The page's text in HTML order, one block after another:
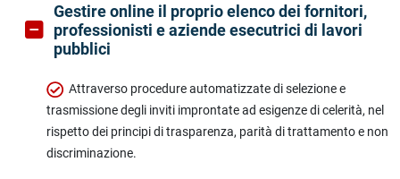
Gestire online il proprio elenco dei fornitori,
professionisti e aziende esecutrici di lavori
pubblici
Attraverso procedure automatizzate di selezione e
trasmissione degli inviti improntate ad esigenze di celerità, nel
rispetto dei principi di trasparenza, parità di trattamento e non
discriminazione.